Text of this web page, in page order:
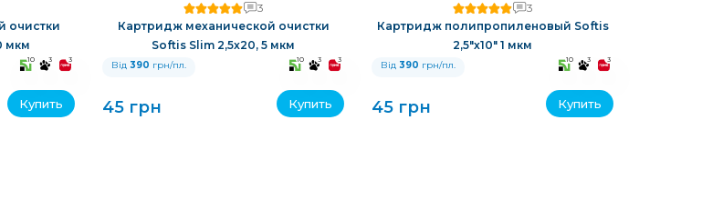
очистки
мкм
10 3 3
Купить
3
Картридж механической очистки
Softis Slim 2,5x20, 5 мкм
Від 390 грн/пл. 10 3 3
45 грн Купить
3
Картридж полипропиленовый Softis
2,5"х10" 1 мкм
Від 390 грн/пл. 10 3 3
45 грн Купить